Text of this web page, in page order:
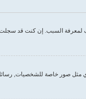
لمعرفة السبب. إن كنت قد
مثل صور خاصة للشخصيات,